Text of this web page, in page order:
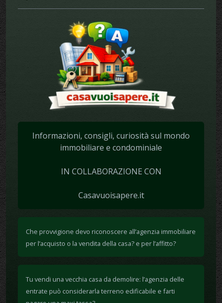
Informazioni, consigli, curiosità sul mondo
immobiliare e condominiale
IN COLLABORAZIONE CON
Casavuoisapere.it
Che provvigione devo riconoscere all’agenzia immobiliare
per l’acquisto o la vendita della casa? e per l’affitto?
Tu vendi una vecchia casa da demolire: l’agenzia delle
entrate può considerarla terreno edificabile e farti